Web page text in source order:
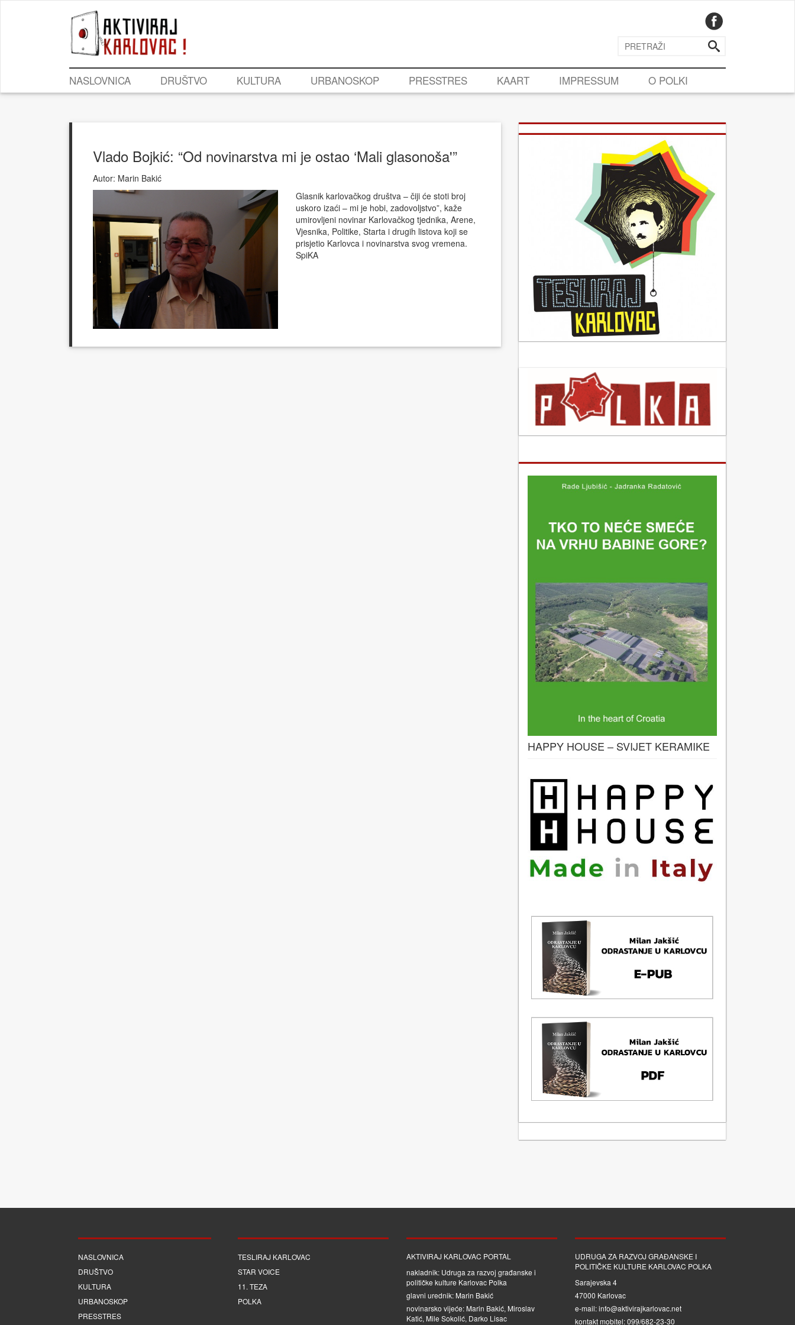
NASLOVNICA DRUŠTVO KULTURA URBANOSKOP PRESSTRES KAART IMPRESSUM O POLKI
Vlado Bojkić: “Od novinarstva mi je ostao ‘Mali glasonoša'”
Autor: Marin Bakić
Glasnik karlovačkog društva – čiji će stoti broj
uskoro izaći – mi je hobi, zadovoljstvo”, kaže
umirovljeni novinar Karlovačkog tjednika, Arene,
Vjesnika, Politike, Starta i drugih listova koji se
prisjetio Karlovca i novinarstva svog vremena.
SpiKA
HAPPY HOUSE – SVIJET KERAMIKE
NASLOVNICA
DRUŠTVO
KULTURA
URBANOSKOP
PRESSTRES
TESLIRAJ KARLOVAC
STAR VOICE
11. TEZA
POLKA
AKTIVIRAJ KARLOVAC PORTAL
nakladnik: Udruga za razvoj građanske i
političke kulture Karlovac Polka
glavni urednik: Marin Bakić
novinarsko vijeće: Marin Bakić, Miroslav
Katić, Mile Sokolić, Darko Lisac
UDRUGA ZA RAZVOJ GRAĐANSKE I
POLITIČKE KULTURE KARLOVAC POLKA
Sarajevska 4
47000 Karlovac
e-mail: info@aktivirajkarlovac.net
kontakt mobitel: 099/682-23-30